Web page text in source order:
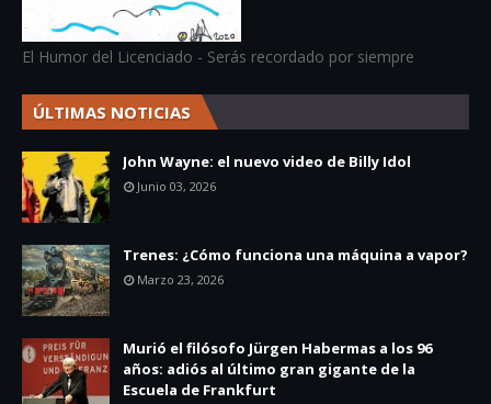
El Humor del Licenciado - Serás recordado por siempre
ÚLTIMAS NOTICIAS
John Wayne: el nuevo video de Billy Idol
Junio 03, 2026
Trenes: ¿Cómo funciona una máquina a vapor?
Marzo 23, 2026
Murió el filósofo Jürgen Habermas a los 96
años: adiós al último gran gigante de la
Escuela de Frankfurt